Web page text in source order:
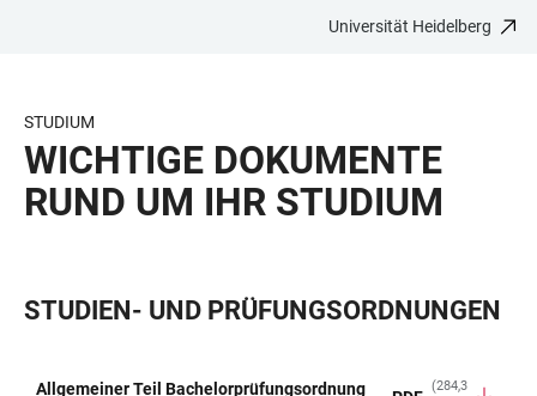
BARRIEREFREIHEIT
Universität Heidelberg
STUDIUM
WICHTIGE DOKUMENTE
RUND UM IHR STUDIUM
STUDIEN- UND PRÜFUNGSORDNUNGEN
Allgemeiner Teil Bachelorprüfungsordnung
(284,3